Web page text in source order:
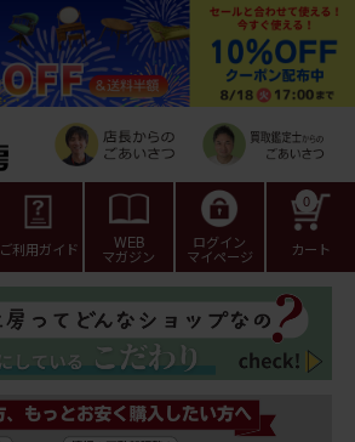
ご利用ガイド WEB
マガジン
ログイン
マイページ カート
0